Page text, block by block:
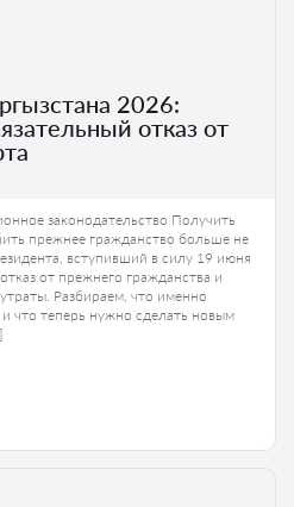
2026:
отказ от
законодательство Получить
прежнее гражданство больше не
вступивший в силу 19 июня
от прежнего гражданства и
Разбираем, что именно
и что теперь нужно сделать новым